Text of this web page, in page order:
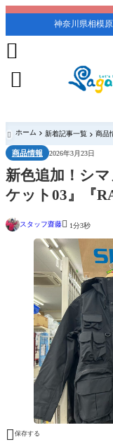
神奈川県相模


 ホーム 新着記事一覧 商品
商品情報 2026年3月23日
新色追加！シ
ケット03』『
スタッフ齋藤 1分3秒
 保存する